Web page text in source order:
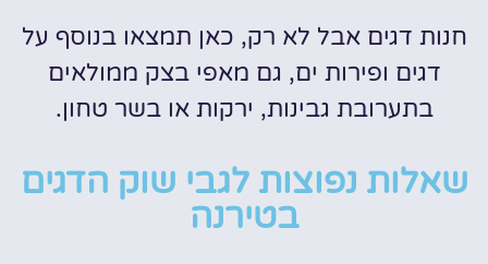
חנות דגים אבל לא רק, כאן תמצאו בנוסף על
דגים ופירות ים, גם מאפי בצק ממולאים
בתערובת גבינות, ירקות או בשר טחון.
שאלות נפוצות לגבי שוק הדגים
בטירנה